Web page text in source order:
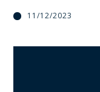
11/12/2023